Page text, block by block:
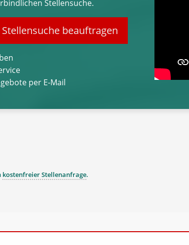
Stellensuche.
beauftragen
per E-Mail
kostenfreier Stellenanfrage.